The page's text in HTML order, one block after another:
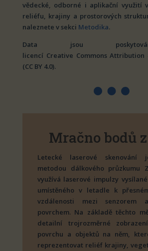
vědecké, odborné i aplikační využití
reliéfu, krajiny a prostorových
naleznete v sekci Metodika.
Data jsou
licencí Creative Commons Attribution
(CC BY 4.0).
Mračno bodů
Letecké laserové skenování
metodou dálkového průzkumu
využívá laserové impulzy
umístěného v letadle k
vzdálenosti mezi senzorem
povrchem. Na základě těchto
detailní trojrozměrné
povrchu a objektů na něm,
reprezentovat reliéf krajiny,